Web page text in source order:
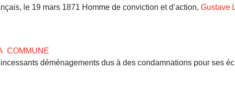
le 19 mars 1871 Homme de conviction et d’action, Gustave
COMMUNE
déménagements dus à des condamnations pour ses